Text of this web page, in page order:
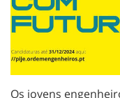
Os jovens